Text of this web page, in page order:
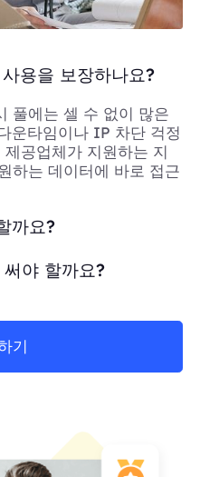
용을 보장하나요?
풀에는 셀 수 없이 많은
운타임이나 IP 차단 걱정
공업체가 지원하는 지
하는 데이터에 바로 접근
까요?
야 할까요?
기